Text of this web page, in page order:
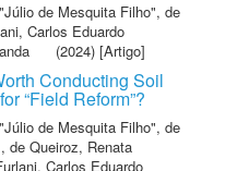
de Mesquita Filho", de
Carlos Eduardo
(2024) [Artigo]
Conducting Soil
“Field Reform”?
de Mesquita Filho", de
, de Queiroz, Renata
Carlos Eduardo